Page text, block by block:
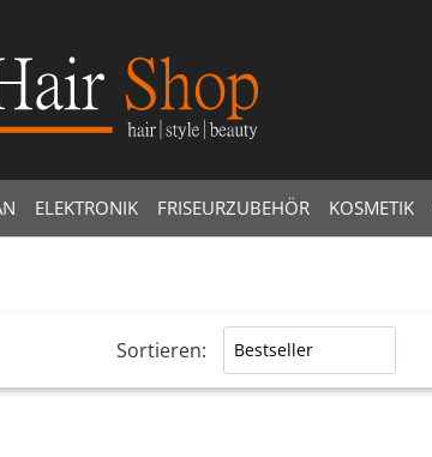
ELEKTRONIK FRISEURZUBEHÖR KOSMETIK
Sortieren: